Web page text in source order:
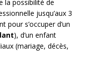
la possibilité de
jusqu’aux 3
pour s’occuper d’un
), d’un enfant
(mariage, décès,